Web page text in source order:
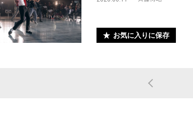
お気に入りに保存